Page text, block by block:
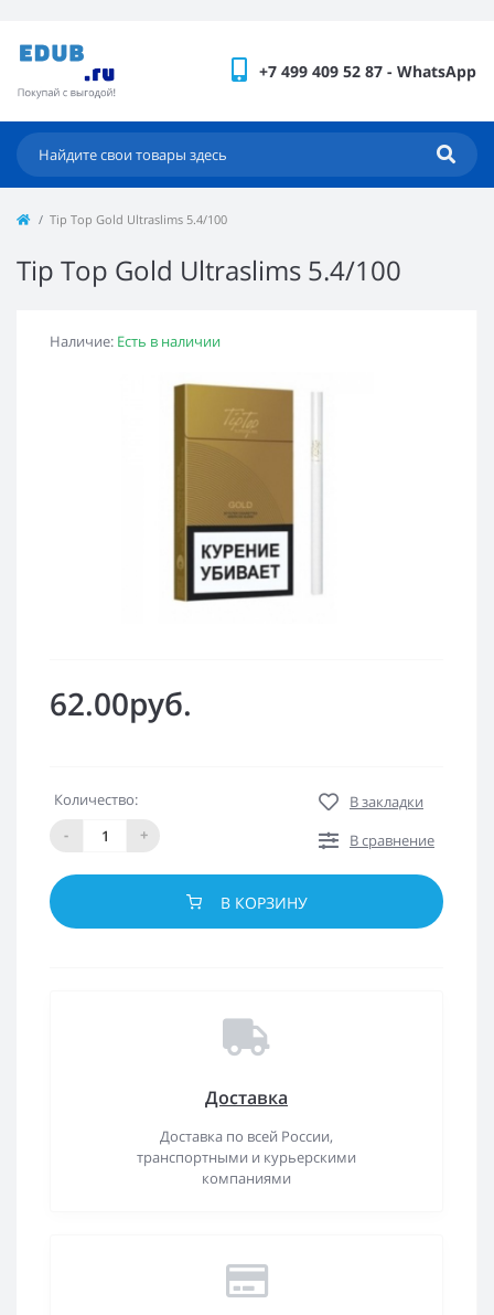
+7 499 409 52 87 - WhatsApp
Tip Top Gold Ultraslims 5.4/100
Tip Top Gold Ultraslims 5.4/100
Наличие: Есть в наличии
62.00руб.
Количество:
-
+
В закладки
В сравнение
В КОРЗИНУ
Доставка
Доставка по всей России,
транспортными и курьерскими
компаниями